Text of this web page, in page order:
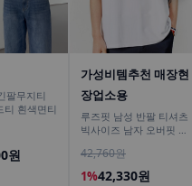
팔무지티
티 흰색면티
원
가성비템추천 매장현
장업소용
루즈핏 남성 반팔 티셔츠
빅사이즈 남자 오버핏 티
42,760원
1%42,330원